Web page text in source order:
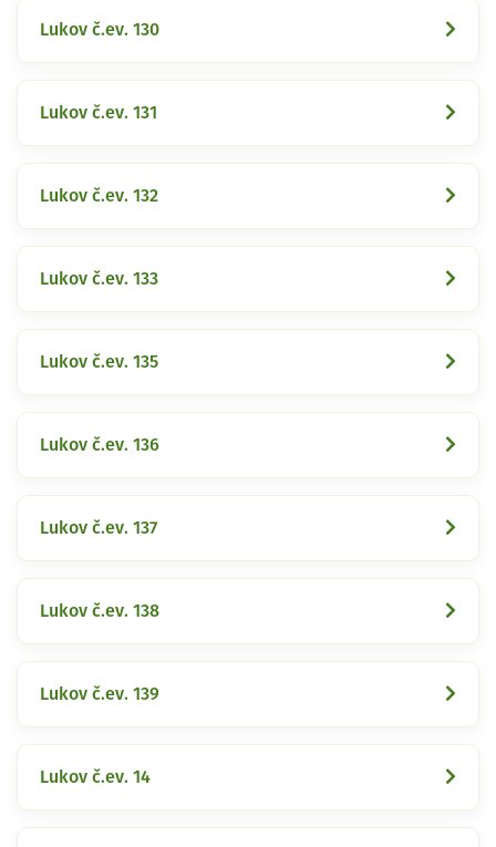
Lukov č.ev. 130
Lukov č.ev. 131
Lukov č.ev. 132
Lukov č.ev. 133
Lukov č.ev. 135
Lukov č.ev. 136
Lukov č.ev. 137
Lukov č.ev. 138
Lukov č.ev. 139
Lukov č.ev. 14